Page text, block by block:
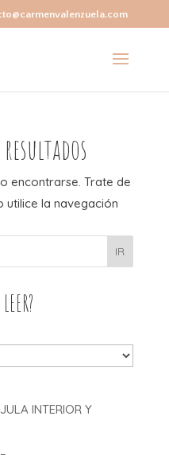
encontrarse. Trate de
utilice la navegación
IR
INTERIOR Y